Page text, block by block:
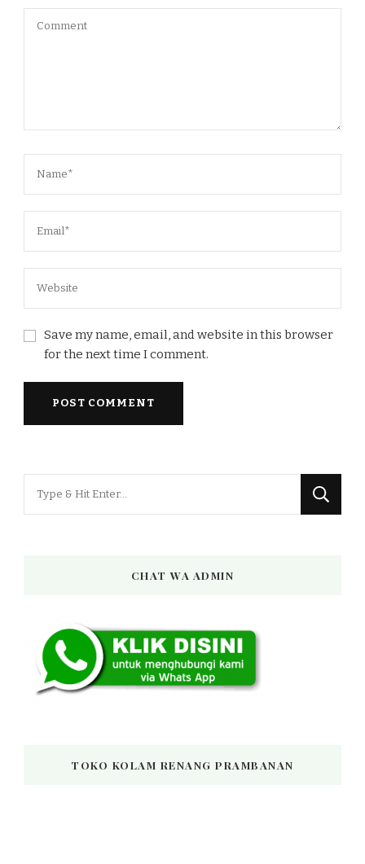
Save my name, email, and website in this browser
for the next time I comment.
CHAT WA ADMIN
TOKO KOLAM RENANG PRAMBANAN